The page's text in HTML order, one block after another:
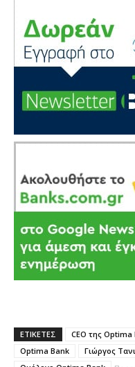
ΕΤΙΚΕΤΕΣ
CEO της
Optima Bank
Γιώργος